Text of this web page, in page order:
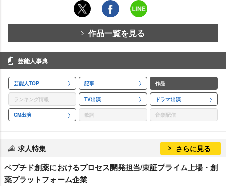
作品一覧を見る
芸能人事典
芸能人TOP 記事 作品
ランキング情報 TV出演 ドラマ出演
CM出演 歌詞 音楽配信
求人特集 さらに見る
ペプチド創薬におけるプロセス開発担当/東証プライム上場・創
薬プラットフォーム企業